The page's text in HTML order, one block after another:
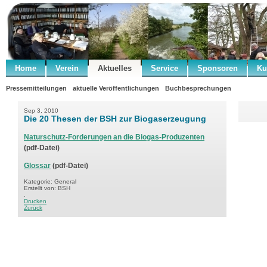
Home Verein Aktuelles Service Sponsoren
Pressemitteilungen aktuelle Veröffentlichungen Buchbesprechungen
Sep 3, 2010
Die 20 Thesen der BSH zur Biogaserzeugung
Naturschutz-Forderungen an die Biogas-Produzenten
(pdf-Datei)
Glossar (pdf-Datei)
Kategorie: General
Erstellt von: BSH
Drucken
Zurück